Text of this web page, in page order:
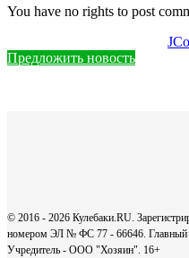
You have no rights to post
Предложить новость
© 2016 - 2026 Кулебаки.RU.
номером ЭЛ № ФС 77 - 66646. Главный
Учредитель - ООО "Хозяин". 16+